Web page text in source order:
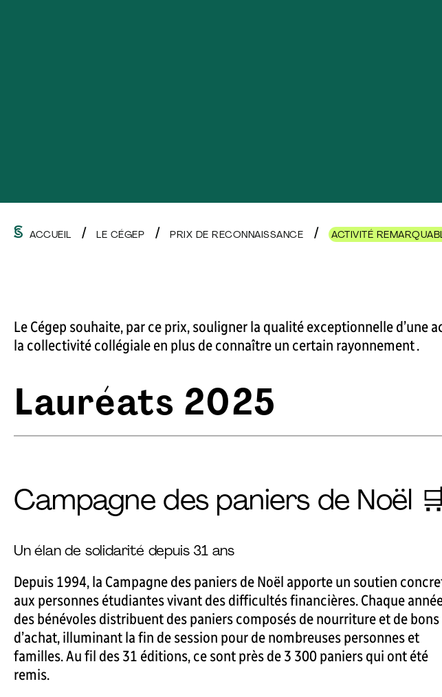
ACCUEIL LE CÉGEP PRIX DE RECONNAISSANCE ACTIVITÉ
Le Cégep souhaite, par ce prix, souligner la qualité exceptionnelle
la collectivité collégiale en plus de connaître un certain rayonnement .
Lauréats 2025
Campagne des paniers de Noël
Un élan de solidarité depuis 31 ans
Depuis 1994, la Campagne des paniers de Noël apporte un soutien
aux personnes étudiantes vivant des difficultés financières. Chaque
des bénévoles distribuent des paniers composés de nourriture et de bons
d’achat, illuminant la fin de session pour de nombreuses personnes et
familles. Au fil des 31 éditions, ce sont près de 3 300 paniers qui ont été
remis.